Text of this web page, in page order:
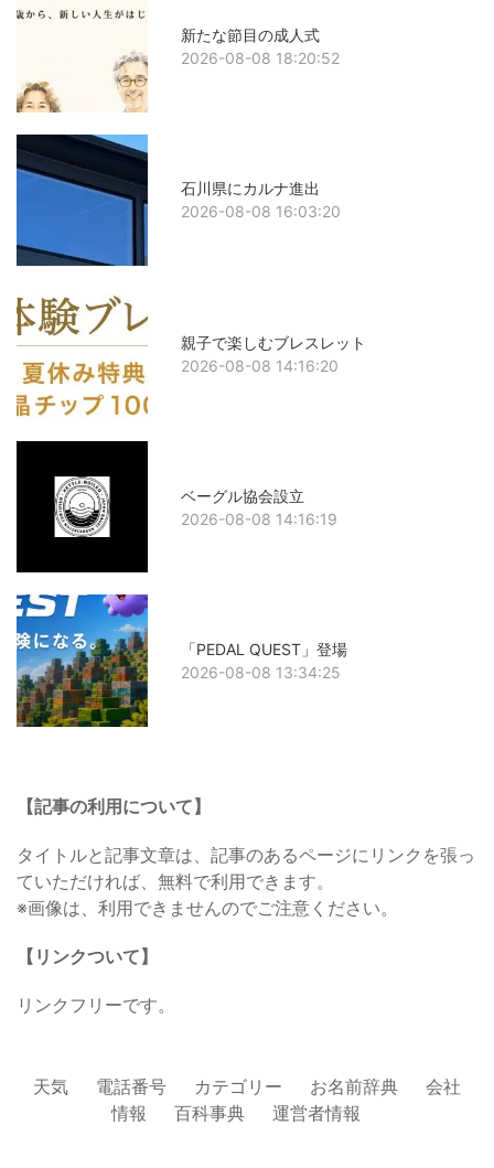
新たな節目の成人式
2026-08-08 18:20:52
石川県にカルナ進出
2026-08-08 16:03:20
親子で楽しむブレスレット
2026-08-08 14:16:20
ベーグル協会設立
2026-08-08 14:16:19
「PEDAL QUEST」登場
2026-08-08 13:34:25
【記事の利用について】
タイトルと記事文章は、記事のあるページにリンクを張っ
ていただければ、無料で利用できます。
※画像は、利用できませんのでご注意ください。
【リンクついて】
リンクフリーです。
天気 電話番号 カテゴリー お名前辞典
会社
情報
百科事典 運営者情報